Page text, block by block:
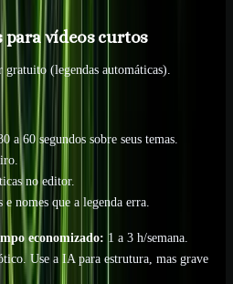
para vídeos curtos
(legendas automáticas).
a 60 segundos sobre seus temas.
no editor.
e nomes que a legenda erra.
economizado: 1 a 3 h/semana.
Use a IA para estrutura, mas grave